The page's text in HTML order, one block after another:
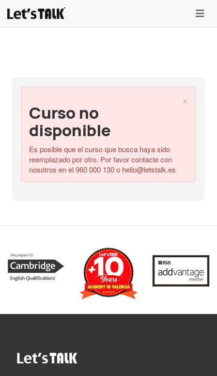
menu
×
Curso no
disponible
Es posible que el curso que busca haya sido
reemplazado por otro. Por favor contacte con
nosotros en el 960 000 130 o hello@letstalk.es